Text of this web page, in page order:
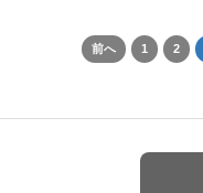
前へ 1 2